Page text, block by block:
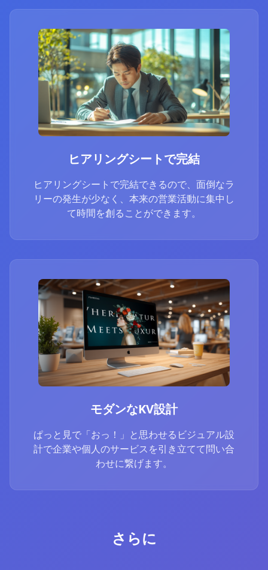
ヒアリングシートで完結
ヒアリングシートで完結できるので、面倒なラ
リーの発生が少なく、本来の営業活動に集中し
て時間を創ることができます。
モダンなKV設計
ぱっと見で「おっ！」と思わせるビジュアル設
計で企業や個人のサービスを引き立てて問い合
わせに繋げます。
さらに